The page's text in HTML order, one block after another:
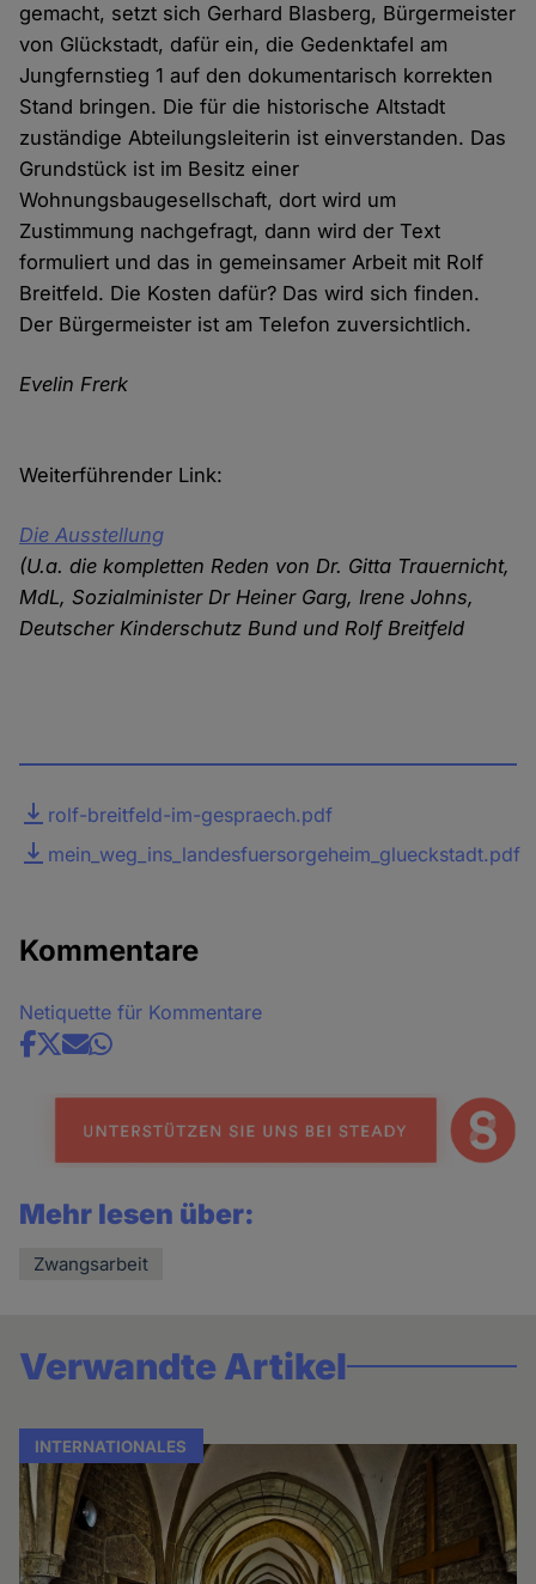
gemacht, setzt sich Gerhard Blasberg, Bürgermeister
von Glückstadt, dafür ein, die Gedenktafel am
Jungfernstieg 1 auf den dokumentarisch korrekten
Stand bringen. Die für die historische Altstadt
zuständige Abteilungsleiterin ist einverstanden. Das
Grundstück ist im Besitz einer
Wohnungsbaugesellschaft, dort wird um
Zustimmung nachgefragt, dann wird der Text
formuliert und das in gemeinsamer Arbeit mit Rolf
Breitfeld. Die Kosten dafür? Das wird sich finden.
Der Bürgermeister ist am Telefon zuversichtlich.
Evelin Frerk
Weiterführender Link:
Die Ausstellung
(U.a. die kompletten Reden von Dr. Gitta Trauernicht,
MdL, Sozialminister Dr Heiner Garg, Irene Johns,
Deutscher Kinderschutz Bund und Rolf Breitfeld
Dateirolf-breitfeld-im-gespraech.pdf
mein_weg_ins_landesfuersorgeheim_glueckstadt.pdf
Kommentare
Netiquette für Kommentare
Share
news
Mehr lesen über:
Zwangsarbeit
Verwandte Artikel
INTERNATIONALES